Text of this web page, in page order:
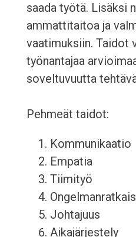
saada työtä. Lisäksi
ammattitaitoa ja
vaatimuksiin. Taidot
työnantajaa
soveltuvuutta
Pehmeät taidot:
Kommunikaatio
Empatia
Tiimityö
Johtajuus
Aikajärjestely